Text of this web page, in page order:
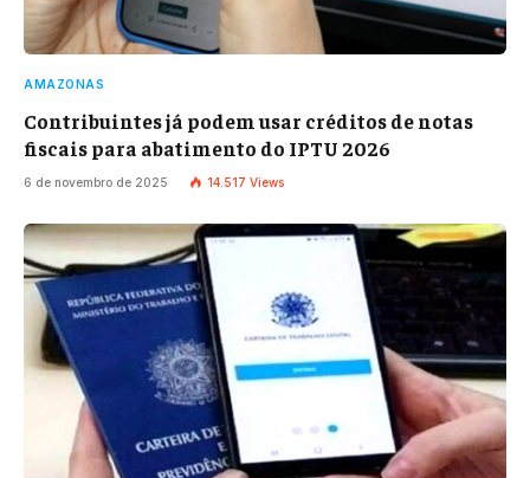
AMAZONAS
Contribuintes já podem usar créditos de notas
fiscais para abatimento do IPTU 2026
6 de novembro de 2025 14.517 Views